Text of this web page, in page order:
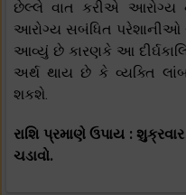
છેલ્લે વાત કરીએ આરોગ્ય
આરોગ્ય સબંધિત પરેશાનીઓ
આવ્યું છે કારણકે આ
અર્થ થાય છે કે વ્યક્તિ
શકશે.
રાશિ પ્રમાણે ઉપાય :
ચડાવો.